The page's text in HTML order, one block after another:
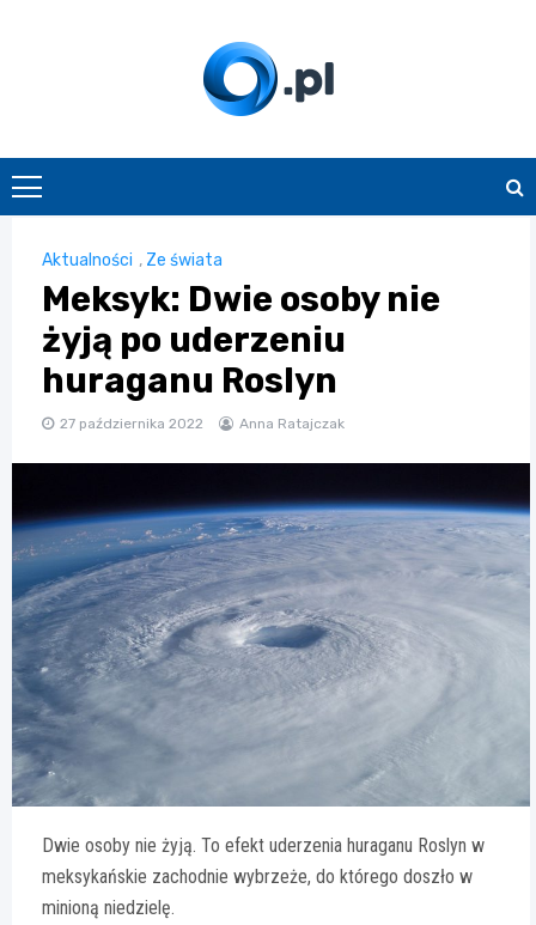
O.pl
Aktualności , Ze świata
Meksyk: Dwie osoby nie
żyją po uderzeniu
huraganu Roslyn
27 października 2022 Anna Ratajczak
Dwie osoby nie żyją. To efekt uderzenia huraganu Roslyn w
meksykańskie zachodnie wybrzeże, do którego doszło w
minioną niedzielę.